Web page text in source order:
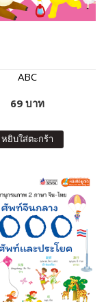
ABC
69 บาท
หยิบใส่ตะกร้า